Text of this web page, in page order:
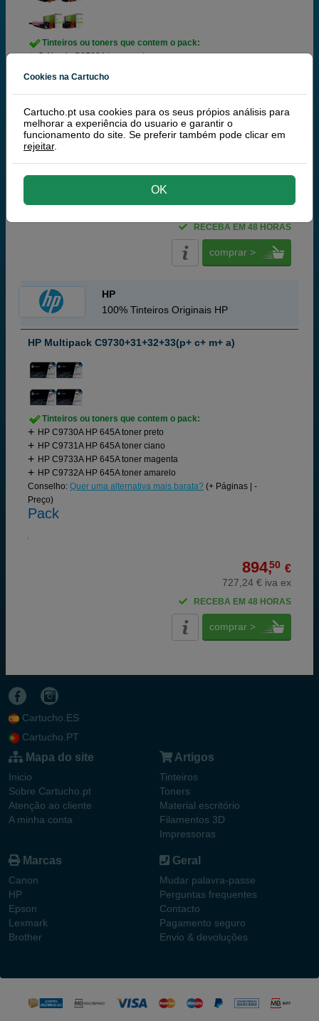
Tinteiros ou toners que contem o pack:
Q-Nomic C9730A toner preto
Q-Nomic C9732A toner amarelo
Pack
479,27 € iva ex
RECEBA EM 48 HORAS
comprar >
HP
100% Tinteiros Originais HP
HP Multipack C9730+31+32+33(p+ c+ m+ a)
Tinteiros ou toners que contem o pack:
HP C9730A HP 645A toner preto
HP C9731A HP 645A toner ciano
HP C9733A HP 645A toner magenta
HP C9732A HP 645A toner amarelo
Conselho: Quer uma alternativa mais barata? (+ Páginas | -
Preço)
Pack
894,50 €
727,24 € iva ex
RECEBA EM 48 HORAS
comprar >
Cartucho.ES
Cartucho.PT
Mapa do site
Inicio
Sobre Cartucho.pt
Atenção ao cliente
A minha conta
Artigos
Tinteiros
Toners
Material escritório
Filamentos 3D
Impressoras
Marcas
Canon
HP
Epson
Lexmark
Brother
Geral
Mudar palavra-passe
Perguntas frequentes
Contacto
Pagamento seguro
Envio & devoluções
Cookies na Cartucho
Cartucho.pt usa cookies para os seus própios análisis para
melhorar a experiência do usuario e garantir o
funcionamento do site. Se preferir também pode clicar em
rejeitar.
OK